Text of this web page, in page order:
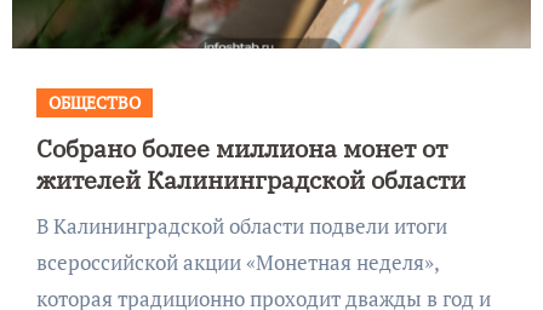
ОБЩЕСТВО
Собрано более миллиона монет от
жителей Калининградской области
В Калининградской области подвели итоги
всероссийской акции «Монетная неделя»,
которая традиционно проходит дважды в год и